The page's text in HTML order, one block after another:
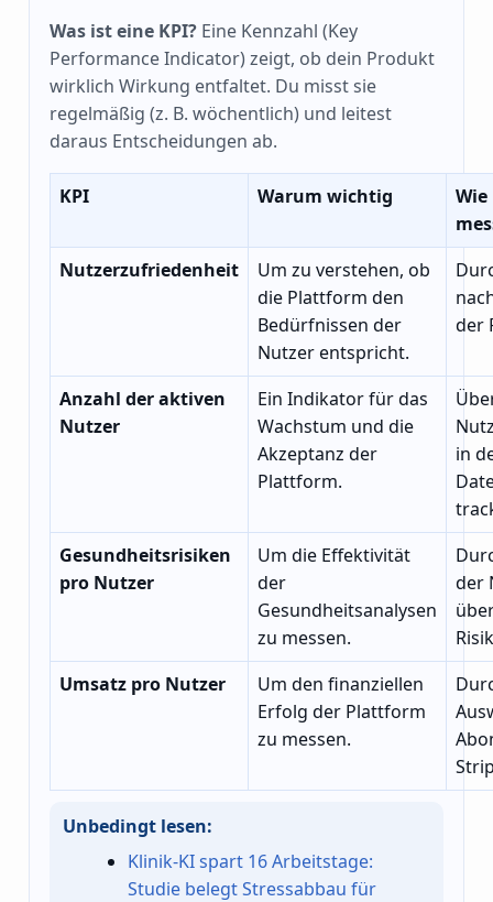
Was ist eine KPI? Eine Kennzahl (Key
Performance Indicator) zeigt, ob dein Produkt
wirklich Wirkung entfaltet. Du misst sie
regelmäßig (z. B. wöchentlich) und leitest
daraus Entscheidungen ab.
KPI Warum wichtig
Wie
Nutzerzufriedenheit
Um zu verstehen, ob
die Plattform den
Bedürfnissen der
Nutzer entspricht.
der
Anzahl der aktiven
Nutzer
Ein Indikator für das
Wachstum und die
Akzeptanz der
Plattform.
in
Gesundheitsrisiken
pro Nutzer
Um die Effektivität
der
Gesundheitsanalysen
zu messen.
der
Umsatz pro Nutzer
Um den finanziellen
Erfolg der Plattform
zu messen.
Unbedingt lesen:
Klinik-KI spart 16 Arbeitstage:
Studie belegt Stressabbau für